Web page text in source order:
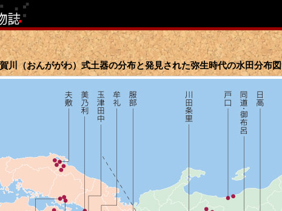
川（おんががわ）式土器の分布と発見された弥生時代の水田分布図